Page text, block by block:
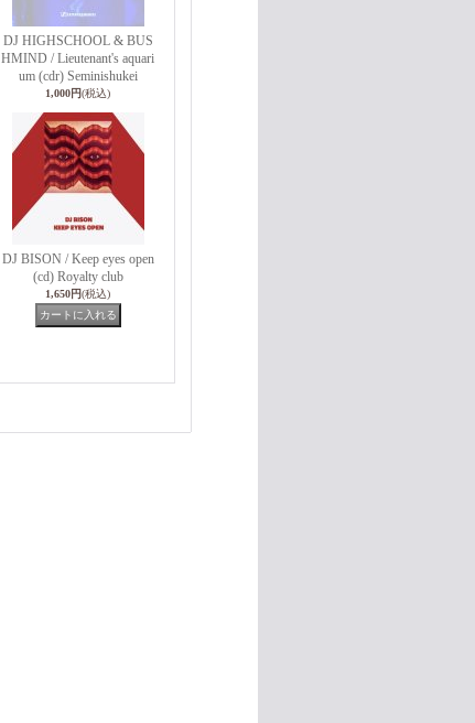
DJ HIGHSCHOOL & BUS
HMIND / Lieutenant's aquari
um (cdr) Seminishukei
1,000円(税込)
DJ BISON / Keep eyes open
(cd) Royalty club
1,650円(税込)